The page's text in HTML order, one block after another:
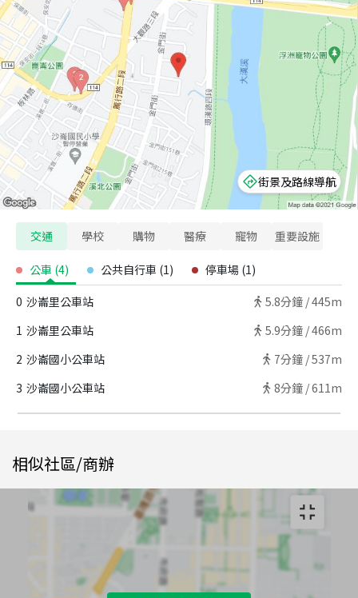
街景及路線導航
交通 學校 購物 醫療 寵物 重要設施
公車 (4) 公共自行車 (1) 停車場 (1)
0 沙崙里公車站 5.8分鐘 /445m
1 沙崙里公車站 5.9分鐘 /466m
2 沙崙國小公車站 7分鐘 /537m
3 沙崙國小公車站 8分鐘 /611m
相似社區/商辦